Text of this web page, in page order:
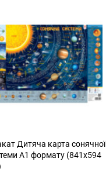
Дитяча карта сонячної
А1 формату (841х594